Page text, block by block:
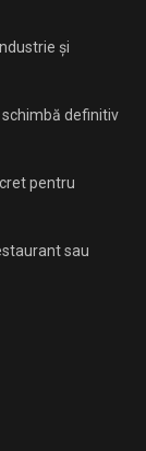
și
definitiv
pentru
sau